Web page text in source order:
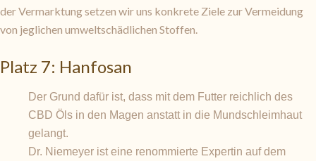
der Vermarktung setzen wir uns konkrete Ziele zur Vermeidung
von jeglichen umweltschädlichen Stoffen.
Platz 7: Hanfosan
Der Grund dafür ist, dass mit dem Futter reichlich des
CBD Öls in den Magen anstatt in die Mundschleimhaut
gelangt.
Dr. Niemeyer ist eine renommierte Expertin auf dem